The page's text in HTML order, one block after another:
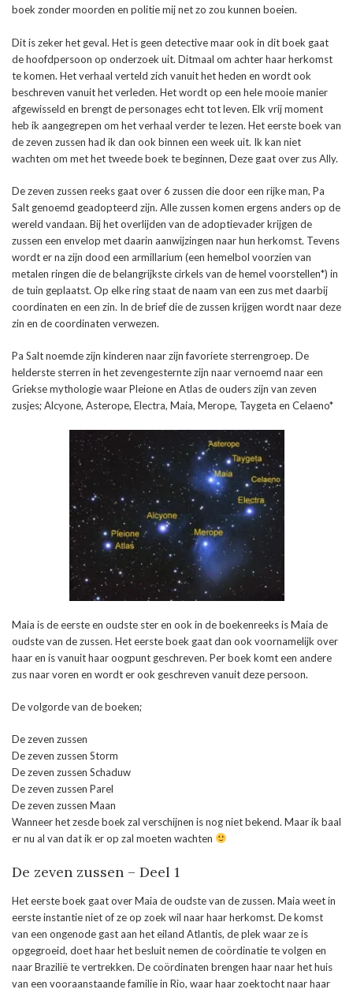
boek zonder moorden en politie mij net zo zou kunnen boeien.
Dit is zeker het geval. Het is geen detective maar ook in dit boek gaat
de hoofdpersoon op onderzoek uit. Ditmaal om achter haar herkomst
te komen. Het verhaal verteld zich vanuit het heden en wordt ook
beschreven vanuit het verleden. Het wordt op een hele mooie manier
afgewisseld en brengt de personages echt tot leven. Elk vrij moment
heb ik aangegrepen om het verhaal verder te lezen. Het eerste boek van
de zeven zussen had ik dan ook binnen een week uit. Ik kan niet
wachten om met het tweede boek te beginnen, Deze gaat over zus Ally.
De zeven zussen reeks gaat over 6 zussen die door een rijke man, Pa
Salt genoemd geadopteerd zijn. Alle zussen komen ergens anders op de
wereld vandaan. Bij het overlijden van de adoptievader krijgen de
zussen een envelop met daarin aanwijzingen naar hun herkomst. Tevens
wordt er na zijn dood een armillarium (een hemelbol voorzien van
metalen ringen die de belangrijkste cirkels van de hemel voorstellen*) in
de tuin geplaatst. Op elke ring staat de naam van een zus met daarbij
coordinaten en een zin. In de brief die de zussen krijgen wordt naar deze
zin en de coordinaten verwezen.
Pa Salt noemde zijn kinderen naar zijn favoriete sterrengroep. De
helderste sterren in het zevengesternte zijn naar vernoemd naar een
Griekse mythologie waar Pleione en Atlas de ouders zijn van zeven
zusjes; Alcyone, Asterope, Electra, Maia, Merope, Taygeta en Celaeno*
Maia is de eerste en oudste ster en ook in de boekenreeks is Maia de
oudste van de zussen. Het eerste boek gaat dan ook voornamelijk over
haar en is vanuit haar oogpunt geschreven. Per boek komt een andere
zus naar voren en wordt er ook geschreven vanuit deze persoon.
De volgorde van de boeken;
De zeven zussen
De zeven zussen Storm
De zeven zussen Schaduw
De zeven zussen Parel
De zeven zussen Maan
Wanneer het zesde boek zal verschijnen is nog niet bekend. Maar ik baal
er nu al van dat ik er op zal moeten wachten
De zeven zussen – Deel 1
Het eerste boek gaat over Maia de oudste van de zussen. Maia weet in
eerste instantie niet of ze op zoek wil naar haar herkomst. De komst
van een ongenode gast aan het eiland Atlantis, de plek waar ze is
opgegroeid, doet haar het besluit nemen de coördinatie te volgen en
naar Brazilië te vertrekken. De coördinaten brengen haar naar het huis
van een vooraanstaande familie in Rio, waar haar zoektocht naar haar